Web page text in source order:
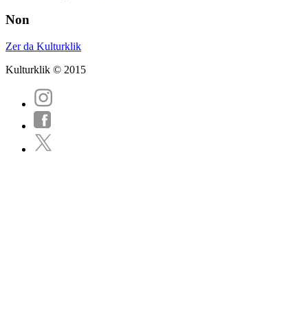
Non
Zer da Kulturklik
Kulturklik © 2015